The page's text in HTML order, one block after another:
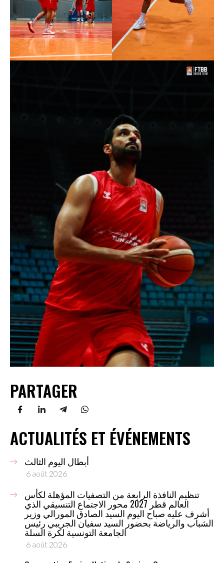
PARTAGER
ACTUALITÉS ET ÉVÉNEMENTS
أبطال اليوم الثالث
6 août 2026
تنظيم النافذة الرابعة من التصفيات المؤهلة لكأس
العالم قطر 2027 محور الاجتماع التنسيقي الذي
أشرف عليه صباح اليوم السيد الصادق المورالي وزير
الشباب والرياضة بحضور السيد سفيان الجريبي رئيس
الجامعة التونسية لكرة السلة
6 août 2026